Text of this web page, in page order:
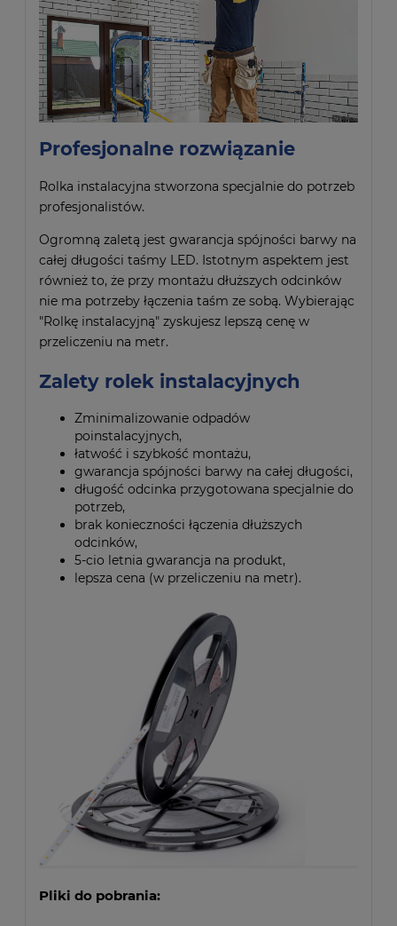
Profesjonalne rozwiązanie
Rolka instalacyjna stworzona specjalnie do potrzeb
profesjonalistów.
Ogromną zaletą jest gwarancja spójności barwy na
całej długości taśmy LED. Istotnym aspektem jest
również to, że przy montażu dłuższych odcinków
nie ma potrzeby łączenia taśm ze sobą. Wybierając
"Rolkę instalacyjną" zyskujesz lepszą cenę w
przeliczeniu na metr.
Zalety rolek instalacyjnych
Zminimalizowanie odpadów
poinstalacyjnych,
łatwość i szybkość montażu,
gwarancja spójności barwy na całej długości,
długość odcinka przygotowana specjalnie do
potrzeb,
brak konieczności łączenia dłuższych
odcinków,
5-cio letnia gwarancja na produkt,
lepsza cena (w przeliczeniu na metr).
Pliki do pobrania: